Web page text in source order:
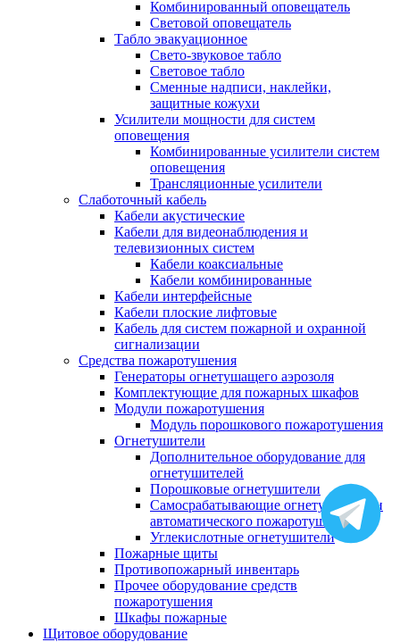
Комбинированный оповещатель
Световой оповещатель
Табло эвакуационное
Свето-звуковое табло
Световое табло
Сменные надписи, наклейки,
защитные кожухи
Усилители мощности для систем
оповещения
Комбинированные усилители систем
оповещения
Трансляционные усилители
Слаботочный кабель
Кабели акустические
Кабели для видеонаблюдения и
телевизионных систем
Кабели коаксиальные
Кабели комбинированные
Кабели интерфейсные
Кабели плоские лифтовые
Кабель для систем пожарной и охранной
сигнализации
Средства пожаротушения
Генераторы огнетушащего аэрозоля
Комплектующие для пожарных шкафов
Модули пожаротушения
Модуль порошкового пожаротушения
Огнетушители
Дополнительное оборудование для
огнетушителей
Порошковые огнетушители
Самосрабатывающие огнетушители и
автоматического пожаротушения
Углекислотные огнетушители
Пожарные щиты
Противопожарный инвентарь
Прочее оборудование средств
пожаротушения
Шкафы пожарные
Щитовое оборудование